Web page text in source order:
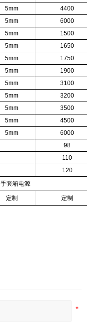
5mm
4400
5mm
6000
5mm
1500
5mm
1650
5mm
1750
5mm
1900
5mm
3100
5mm
3200
5mm
3500
5mm
4500
5mm
6000
98
110
120
手套箱电源
定制 定制